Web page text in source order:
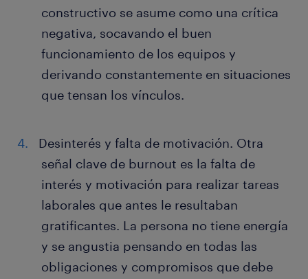
constructivo se asume como una crítica
negativa, socavando el buen
funcionamiento de los equipos y
derivando constantemente en situaciones
que tensan los vínculos.
Desinterés y falta de motivación. Otra
señal clave de burnout es la falta de
interés y motivación para realizar tareas
laborales que antes le resultaban
gratificantes. La persona no tiene energía
y se angustia pensando en todas las
obligaciones y compromisos que debe